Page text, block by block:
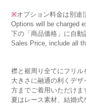
※オプション料金は別途
Options will be charged
下の「商品価格」に自動
Sales Price, include all
襟と裾周り全てにフリル
大きさに融通の利くデ
方までご着用いただけま
夏はレース素材、結婚